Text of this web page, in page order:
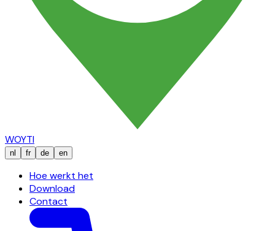
WOYTI
nl fr de en
Hoe werkt het
Download
Contact